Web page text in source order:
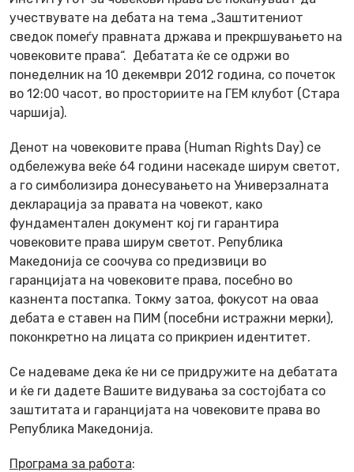
учествувате на дебата на тема „Заштитениот
сведок помеѓу правната држава и прекршувањето на
човековите права“. Дебатата ќе се одржи во
понеделник на 10 декември 2012 година, со почеток
во 12:00 часот, во просториите на ГЕМ клубот (Стара
чаршија).
Денот на човековите права (Human Rights Day) се
одбележува веќе 64 години насекаде ширум светот,
а го симболизира донесувањето на Универзалната
декларација за правата на човекот, како
фундаментален документ кој ги гарантира
човековите права ширум светот. Република
Македонија се соочува со предизвици во
гаранцијата на човековите права, посебно во
казнента постапка. Токму затоа, фокусот на оваа
дебата е ставен на ПИМ (посебни истражни мерки),
поконкретно на лицата со прикриен идентитет.
Се надеваме дека ќе ни се придружите на дебатата
и ќе ги дадете Вашите видувања за состојбата со
заштитата и гаранцијата на човековите права во
Република Македонија.
Програма за работа: